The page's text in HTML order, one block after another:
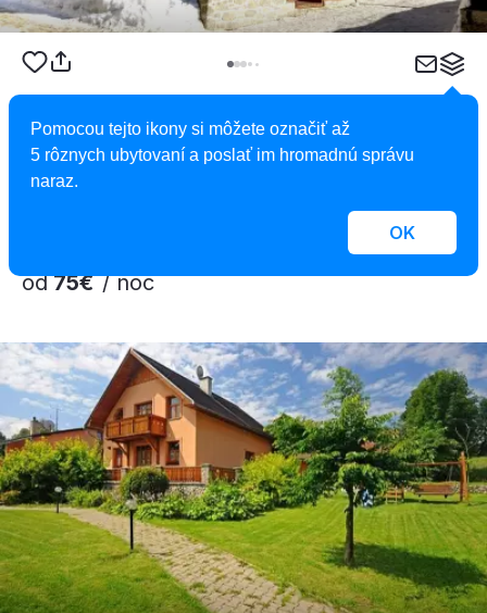
Penzión Aurélia Donovaly***
Penzión, Donovaly, Slovensko
7 izieb, 1 - 6 osôb
od75€ / noc
Pomocou tejto ikony si môžete označiť až
5 rôznych ubytovaní a poslať im hromadnú správu
naraz.
OK